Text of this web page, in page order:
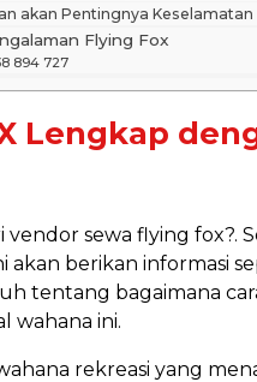
akan Pentingnya Keselamatan
Flying Fox
894 727
Lengkap
vendor sewa flying fox?.
akan berikan informasi
tentang bagaimana
wahana ini.
rekreasi yang